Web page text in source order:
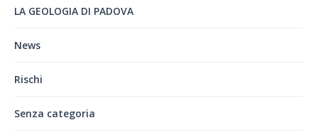
LA GEOLOGIA DI PADOVA
News
Rischi
Senza categoria